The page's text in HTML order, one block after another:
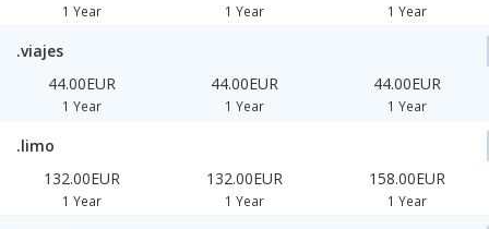
1 Year 1 Year 1 Year
.viajes
44.00EUR
1 Year
44.00EUR
1 Year
44.00EUR
1 Year
.limo
132.00EUR
1 Year
132.00EUR
1 Year
158.00EUR
1 Year